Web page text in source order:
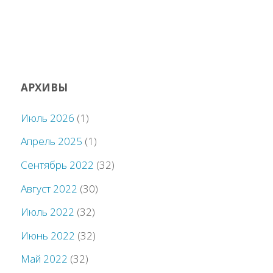
АРХИВЫ
Июль 2026 (1)
Апрель 2025 (1)
Сентябрь 2022 (32)
Август 2022 (30)
Июль 2022 (32)
Июнь 2022 (32)
Май 2022 (32)